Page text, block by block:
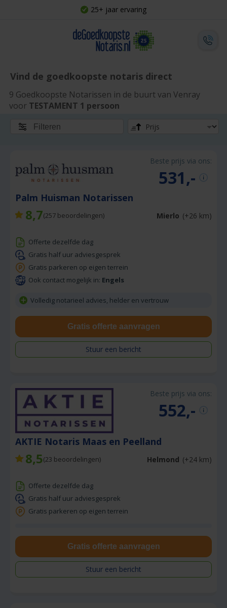
25+ jaar ervaring
Vind de goedkoopste notaris direct
9 Goedkoopste Notarissen in de buurt van Venray
voor TESTAMENT 1 persoon
Filteren
Beste prijs via ons:
531,-
Palm Huisman Notarissen
8,7(257 beoordelingen) Mierlo (+26 km)
Offerte dezelfde dag
Gratis half uur adviesgesprek
Gratis parkeren op eigen terrein
Ook contact mogelijk in: Engels
Volledig notarieel advies, helder en vertrouw
Gratis offerte aanvragen
Stuur een bericht
Beste prijs via ons:
552,-
AKTIE Notaris Maas en Peelland
8,5(23 beoordelingen) Helmond (+24 km)
Offerte dezelfde dag
Gratis half uur adviesgesprek
Gratis parkeren op eigen terrein
Gratis offerte aanvragen
Stuur een bericht